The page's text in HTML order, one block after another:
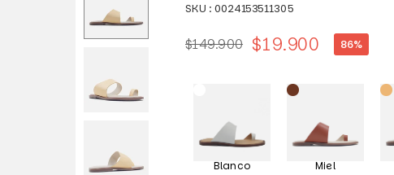
SKU : 0024153511305
Precio
$149.900 $19.900 86%
Blanco Miel